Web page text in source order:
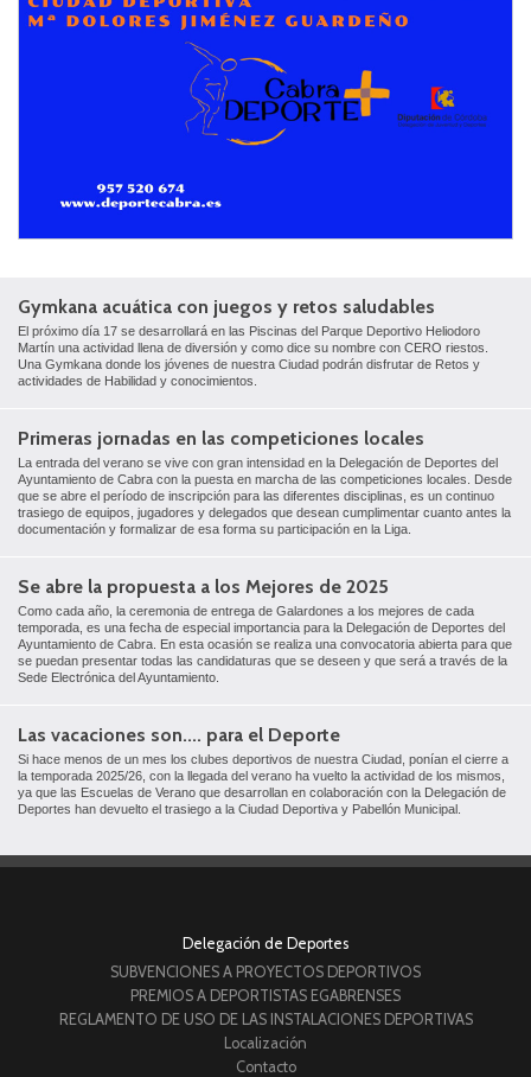
Gymkana acuática con juegos y retos saludables
El próximo día 17 se desarrollará en las Piscinas del Parque Deportivo Heliodoro
Martín una actividad llena de diversión y como dice su nombre con CERO riestos.
Una Gymkana donde los jóvenes de nuestra Ciudad podrán disfrutar de Retos y
actividades de Habilidad y conocimientos.
Primeras jornadas en las competiciones locales
La entrada del verano se vive con gran intensidad en la Delegación de Deportes del
Ayuntamiento de Cabra con la puesta en marcha de las competiciones locales. Desde
que se abre el período de inscripción para las diferentes disciplinas, es un continuo
trasiego de equipos, jugadores y delegados que desean cumplimentar cuanto antes la
documentación y formalizar de esa forma su participación en la Liga.
Se abre la propuesta a los Mejores de 2025
Como cada año, la ceremonia de entrega de Galardones a los mejores de cada
temporada, es una fecha de especial importancia para la Delegación de Deportes del
Ayuntamiento de Cabra. En esta ocasión se realiza una convocatoria abierta para que
se puedan presentar todas las candidaturas que se deseen y que será a través de la
Sede Electrónica del Ayuntamiento.
Las vacaciones son.... para el Deporte
Si hace menos de un mes los clubes deportivos de nuestra Ciudad, ponían el cierre a
la temporada 2025/26, con la llegada del verano ha vuelto la actividad de los mismos,
ya que las Escuelas de Verano que desarrollan en colaboración con la Delegación de
Deportes han devuelto el trasiego a la Ciudad Deportiva y Pabellón Municipal.
Delegación de Deportes
SUBVENCIONES A PROYECTOS DEPORTIVOS
PREMIOS A DEPORTISTAS EGABRENSES
REGLAMENTO DE USO DE LAS INSTALACIONES DEPORTIVAS
Localización
Contacto